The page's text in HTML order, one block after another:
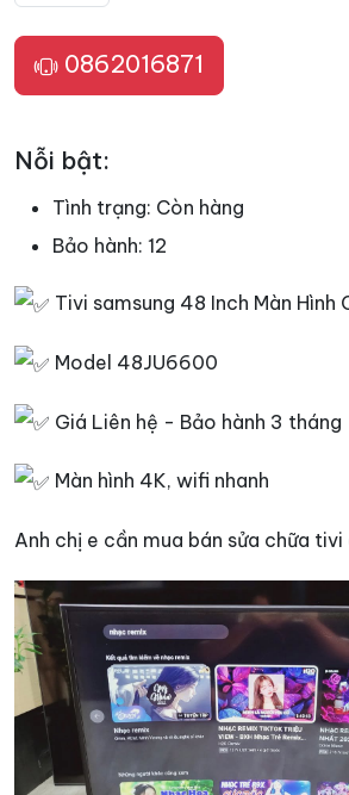
0862016871
Nỗi bật:
Tình trạng: Còn hàng
Bảo hành: 12
Tivi samsung 48 Inch Màn Hình
Model 48JU6600
Giá Liên hệ - Bảo hành 3 tháng
Màn hình 4K, wifi nhanh
Anh chị e cần mua bán sửa chữa tivi